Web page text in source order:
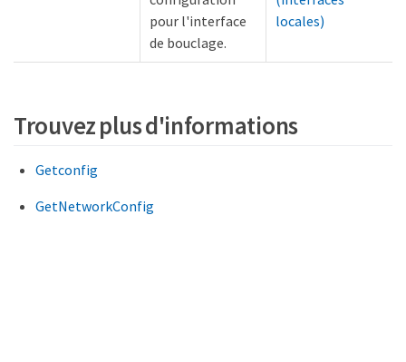
pour l'interface
de bouclage.
locales)
Trouvez plus d'informations
Getconfig
GetNetworkConfig